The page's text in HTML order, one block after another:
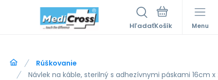
Hľadať Menu
Rúškovanie
Návlek na káble, sterilný s adhezívnymi páskami 16cm